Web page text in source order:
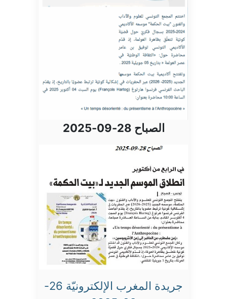
الصباح 28-09-2025
جريدة المغرب الإلكترونيّة 26-